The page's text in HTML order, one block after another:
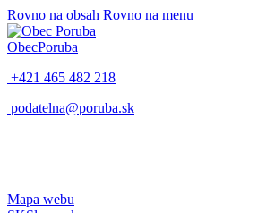
Rovno na obsah Rovno na menu
ObecPoruba
+421 465 482 218
podatelna@poruba.sk
Mapa webu